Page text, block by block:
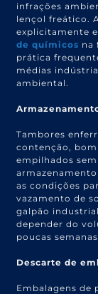
infrações
lençol freático.
explicitamente
de químicos na
prática
médias
ambiental.
Tambores
contenção,
empilhados
as condições
vazamento de
galpão
depender do
poucas
Descarte de
Embalagens de